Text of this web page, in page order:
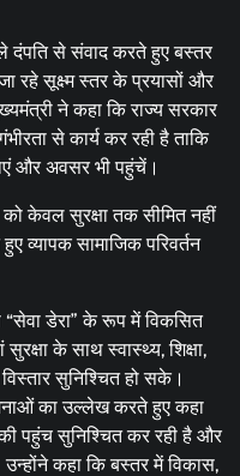
दंपति से संवाद करते हुए बस्तर
रहे सूक्ष्म स्तर के प्रयासों और
ने कहा कि राज्य सरकार
से कार्य कर रही है ताकि
और अवसर भी पहुंचें।
केवल सुरक्षा तक सीमित नहीं
व्यापक सामाजिक परिवर्तन
डेरा” के रूप में विकसित
के साथ स्वास्थ्य, शिक्षा,
सुनिश्चित हो सके।
का उल्लेख करते हुए कहा
पहुंच सुनिश्चित कर रही है और
उन्होंने कहा कि बस्तर में विकास,